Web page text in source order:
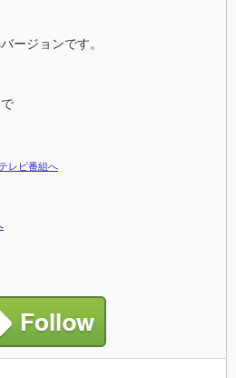
ージョンです。